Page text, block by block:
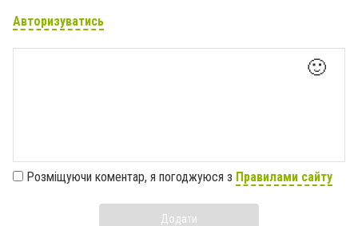
Авторизуватись
🙂
Розміщуючи коментар, я погоджуюся з Правилами сайту
Додати